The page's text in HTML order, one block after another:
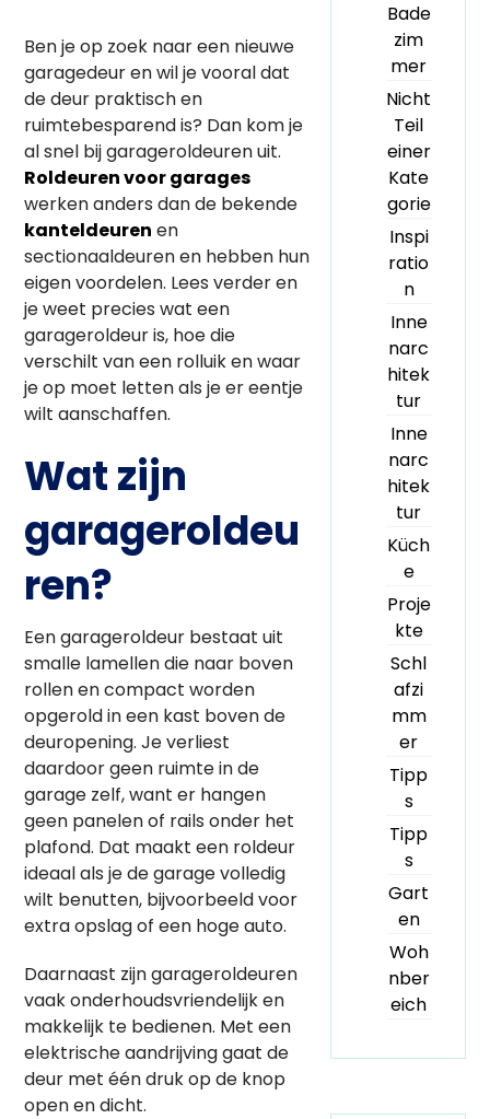
Ben je op zoek naar een nieuwe
garagedeur en wil je vooral dat
de deur praktisch en
ruimtebesparend is? Dan kom je
al snel bij garageroldeuren uit.
Roldeuren voor garages
werken anders dan de bekende
kanteldeuren en
sectionaaldeuren en hebben hun
eigen voordelen. Lees verder en
je weet precies wat een
garageroldeur is, hoe die
verschilt van een rolluik en waar
je op moet letten als je er eentje
wilt aanschaffen.
Wat zijn
garageroldeu
ren?
Een garageroldeur bestaat uit
smalle lamellen die naar boven
rollen en compact worden
opgerold in een kast boven de
deuropening. Je verliest
daardoor geen ruimte in de
garage zelf, want er hangen
geen panelen of rails onder het
plafond. Dat maakt een roldeur
ideaal als je de garage volledig
wilt benutten, bijvoorbeeld voor
extra opslag of een hoge auto.
Daarnaast zijn garageroldeuren
vaak onderhoudsvriendelijk en
makkelijk te bedienen. Met een
elektrische aandrijving gaat de
deur met één druk op de knop
open en dicht.
Bade
zim
mer
Nicht
Teil
einer
Kate
gorie
Inspi
ratio
n
Inne
narc
hitek
tur
Inne
narc
hitek
tur
Küch
e
Proje
kte
Schl
afzi
mm
er
Tipp
s
Tipp
s
Gart
en
Woh
nber
eich